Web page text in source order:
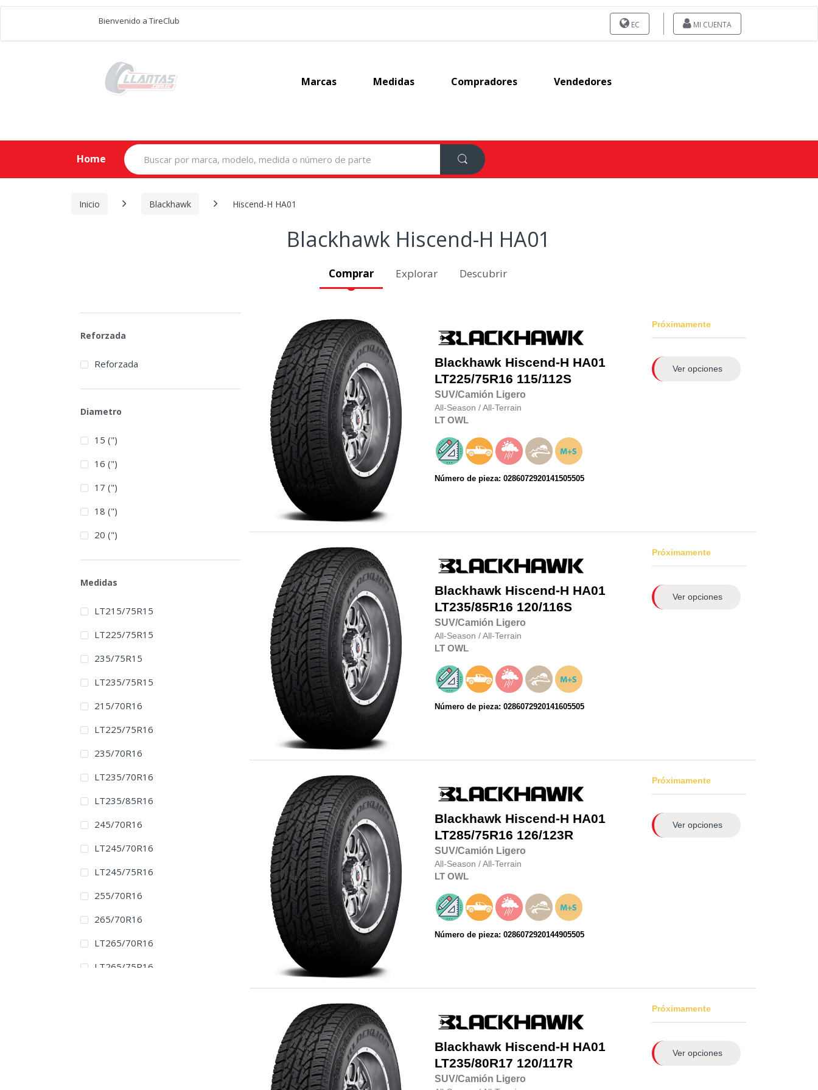
Bienvenido a TireClub EC MI CUENTA
Marcas Medidas Compradores Vendedores
Home
Search
for:
Inicio Blackhawk Hiscend-H HA01
Blackhawk Hiscend-H HA01
Comprar Explorar Descubrir
Blackhawk Hiscend-H HA01
LT225/75R16 115/112S
SUV/Camión Ligero
All-Season /All-Terrain
LT OWL
Número de pieza: 0286072920141505505
Próximamente
Ver opciones
Blackhawk Hiscend-H HA01
LT235/85R16 120/116S
SUV/Camión Ligero
All-Season /All-Terrain
LT OWL
Número de pieza: 0286072920141605505
Próximamente
Ver opciones
Blackhawk Hiscend-H HA01
LT285/75R16 126/123R
SUV/Camión Ligero
All-Season /All-Terrain
LT OWL
Número de pieza: 0286072920144905505
Próximamente
Ver opciones
Blackhawk Hiscend-H HA01
LT235/80R17 120/117R
SUV/Camión Ligero
Próximamente
Ver opciones
Reforzada
Reforzada
Diametro
15 (")
16 (")
17 (")
18 (")
20 (")
Medidas
LT215/75R15
LT225/75R15
235/75R15
LT235/75R15
215/70R16
LT225/75R16
235/70R16
LT235/70R16
LT235/85R16
245/70R16
LT245/70R16
LT245/75R16
255/70R16
265/70R16
LT265/70R16
LT265/75R16